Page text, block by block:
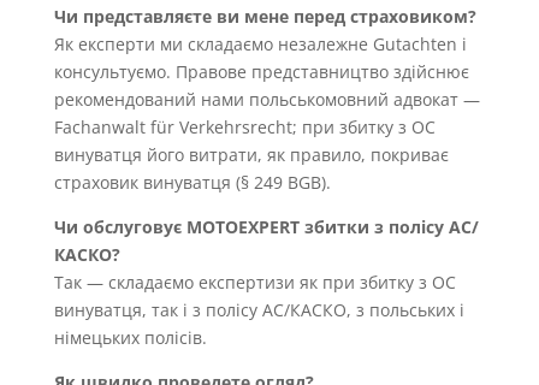
Чи представляєте ви мене перед страховиком?
Як експерти ми складаємо незалежне Gutachten і
консультуємо. Правове представництво здійснює
рекомендований нами польськомовний адвокат —
Fachanwalt für Verkehrsrecht; при збитку з OC
винуватця його витрати, як правило, покриває
страховик винуватця (§ 249 BGB).
Чи обслуговує MOTOEXPERT збитки з полісу AC/
КАСКО?
Так — складаємо експертизи як при збитку з OC
винуватця, так і з полісу AC/КАСКО, з польських і
німецьких полісів.